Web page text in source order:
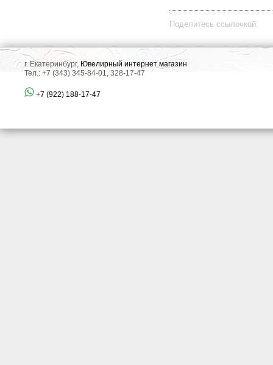
Поделитесь ссылочкой:
г. Екатеринбург, Ювелирный интернет магазин
Тел.: +7 (343) 345-84-01, 328-17-47
+7 (922) 188-17-47